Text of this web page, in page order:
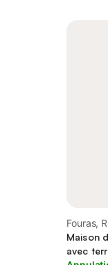
Fouras,
Maison
avec